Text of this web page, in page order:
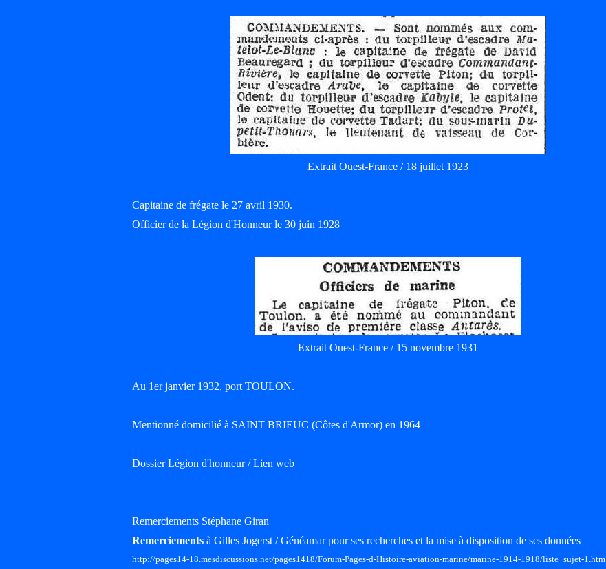
Extrait Ouest-France / 18 juillet 1923
Capitaine de frégate le 27 avril 1930.
Officier de la Légion d'Honneur le 30 juin 1928
Extrait Ouest-France / 15 novembre 1931
Au 1er janvier 1932, port TOULON.
Mentionné domicilié à SAINT BRIEUC (Côtes d'Armor) en 1964
Dossier Légion d'honneur /Lien web
Remerciements Stéphane Giran
Remerciements à Gilles Jogerst / Généamar pour ses recherches et la mise à disposition de ses données
http://pages14-18.mesdiscussions.net/pages1418/Forum-Pages-d-Histoire-aviation-marine/marine-1914-1918/liste_sujet-1.htm